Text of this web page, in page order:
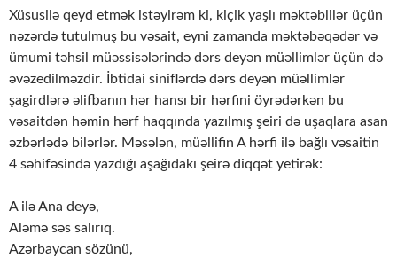
Xüsusilə qeyd etmək istəyirəm ki, kiçik yaşlı məktəblilər üçün
nəzərdə tutulmuş bu vəsait, eyni zamanda məktəbəqədər və
ümumi təhsil müəssisələrində dərs deyən müəllimlər üçün də
əvəzedilməzdir. İbtidai siniflərdə dərs deyən müəllimlər
şagirdlərə əlifbanın hər hansı bir hərfini öyrədərkən bu
vəsaitdən həmin hərf haqqında yazılmış şeiri də uşaqlara asan
əzbərlədə bilərlər. Məsələn, müəllifin A hərfi ilə bağlı vəsaitin
4 səhifəsində yazdığı aşağıdakı şeirə diqqət yetirək:
A ilə Ana deyə,
Aləmə səs salırıq.
Azərbaycan sözünü,